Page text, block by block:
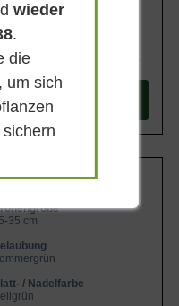
den
35 cm
/ Nadelfarbe
wieder
.
die
um sich